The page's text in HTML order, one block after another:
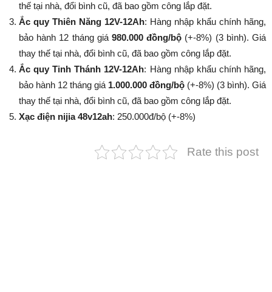
thế tại nhà, đổi bình cũ, đã bao gồm công lắp đặt.
Ắc quy Thiên Năng 12V-12Ah: Hàng nhập khẩu chính hãng,
bảo hành 12 tháng giá 980.000 đồng/bộ (+-8%​​​​​​​) (3 bình). Giá
thay thế tại nhà, đổi bình cũ, đã bao gồm công lắp đặt.
Ắc quy Tinh Thánh 12V-12Ah: Hàng nhập khẩu chính hãng,
bảo hành 12 tháng giá 1.000.000 đồng/bộ (+-8%​​​​​​​) (3 bình). Giá
thay thế tại nhà, đổi bình cũ, đã bao gồm công lắp đặt.
Xạc điện nijia 48v12ah: 250.000đ/bộ (+-8%​​​​​​​)
Rate this post